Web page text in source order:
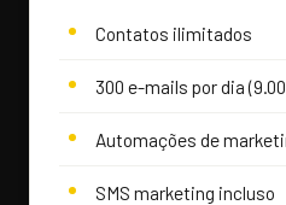
Contatos ilimitados
300 e-mails por dia
Automações de
SMS marketing incluso